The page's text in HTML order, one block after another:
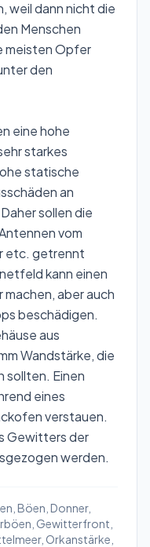
weil dann nicht die
Menschen
meisten Opfer
den
eine hohe
starkes
statische
an
sollen die
vom
etc. getrennt
kann einen
aber auch
beschädigen.
aus
Wandstärke, die
sollten. Einen
eines
verstauen.
Gewitters der
werden.
Böen Donner,
Gewitterfront
, Orkanstärke